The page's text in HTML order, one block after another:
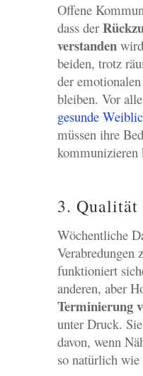
Offene
dass der
verstandenwird
beiden, trotz
der
bleiben. Vor
gesunde
müssen ihre
kommunizieren
3.
Wöchentliche
Verabredungen
funktioniert
anderen, aber
Terminierung
unter Druck.
davon, wenn
so natürlich